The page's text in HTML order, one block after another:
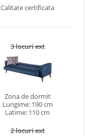
Calitate certificata
3 locuri ext
Zona de dormit
Lungime: 190 cm
Latime: 110 cm
2 locuri ext